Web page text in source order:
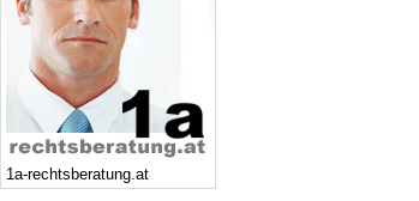
1a-rechtsberatung.at